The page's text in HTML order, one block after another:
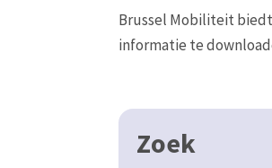
Brussel Mobiliteit
informatie te
Zoek